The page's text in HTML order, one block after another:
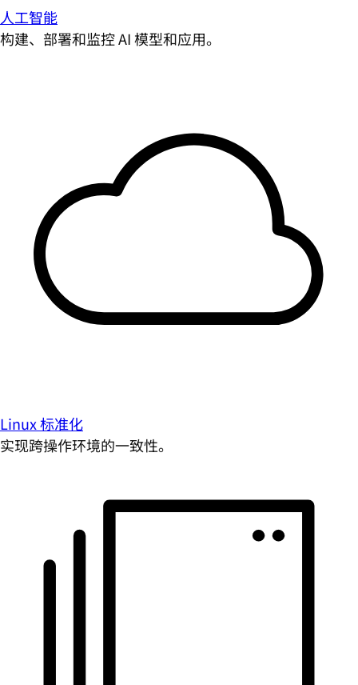
人工智能
构建、部署和监控 AI 模型和应用。
Linux 标准化
实现跨操作环境的一致性。